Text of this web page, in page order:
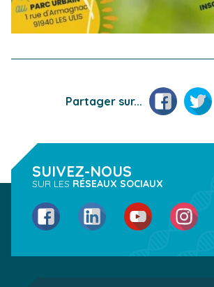
Partager sur... FacebookTwitter
SUIVEZ-NOUS
SUR LES RÉSEAUX SOCIAUX
FacebookLinkedIn YouTube Instagram